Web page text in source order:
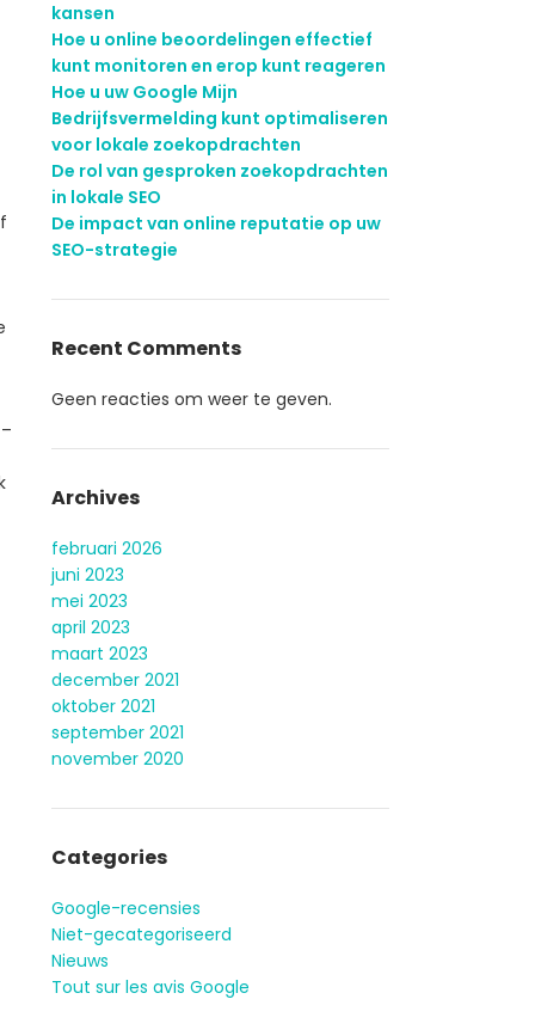
kansen
Hoe u online beoordelingen effectief
kunt monitoren en erop kunt reageren
Hoe u uw Google Mijn
Bedrijfsvermelding kunt optimaliseren
voor lokale zoekopdrachten
De rol van gesproken zoekopdrachten
in lokale SEO
De impact van online reputatie op uw
SEO-strategie
Recent Comments
Geen reacties om weer te geven.
Archives
februari 2026
juni 2023
mei 2023
april 2023
maart 2023
december 2021
oktober 2021
september 2021
november 2020
Categories
Google-recensies
Niet-gecategoriseerd
Nieuws
Tout sur les avis Google